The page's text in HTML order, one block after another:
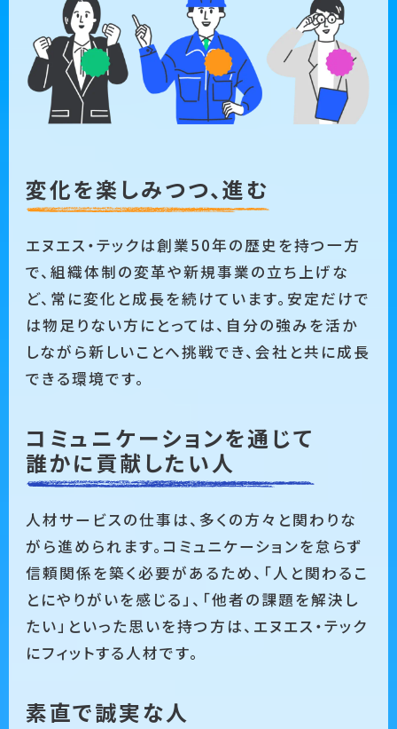
変化を楽しみつつ、進む
エヌエス・テックは創業50年の歴史を持つ一方
で、組織体制の変革や新規事業の立ち上げな
ど、常に変化と成長を続けています。安定だけで
は物足りない方にとっては、自分の強みを活か
しながら新しいことへ挑戦でき、会社と共に成長
できる環境です。
コミュニケーションを通じて
誰かに貢献したい人
人材サービスの仕事は、多くの方々と関わりな
がら進められます。コミュニケーションを怠らず
信頼関係を築く必要があるため、「人と関わるこ
とにやりがいを感じる」、「他者の課題を解決し
たい」といった思いを持つ方は、エヌエス・テック
にフィットする人材です。
素直で誠実な人